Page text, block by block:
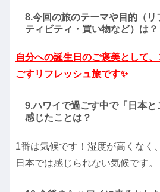
8.今回の旅のテーマや目的（リ
ティビティ・買い物など）は？
自分への誕生日のご褒美として
ごすリフレッシュ旅です✨
9.ハワイで過ごす中で「日本と
感じたことは？
1番は気候です！湿度が高くなく
日本では感じられない気候です。